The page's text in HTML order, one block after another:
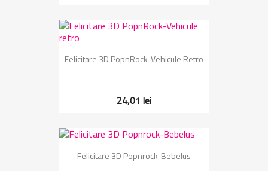
Felicitare 3D PopnRock-Vehicule Retro
24,01 lei
Felicitare 3D Popnrock-Bebelus